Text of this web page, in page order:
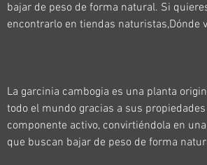
bajar de peso de forma natural. Si
encontrarlo en tiendas naturistas,Dónde
La garcinia cambogia es una planta
todo el mundo gracias a sus
componente activo, convirtiéndola en
que buscan bajar de peso de forma